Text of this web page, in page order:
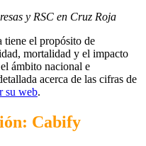
y RSC en Cruz Roja
el propósito de
mortalidad y el impacto
ámbito nacional e
acerca de las cifras de
su web.
Cabify